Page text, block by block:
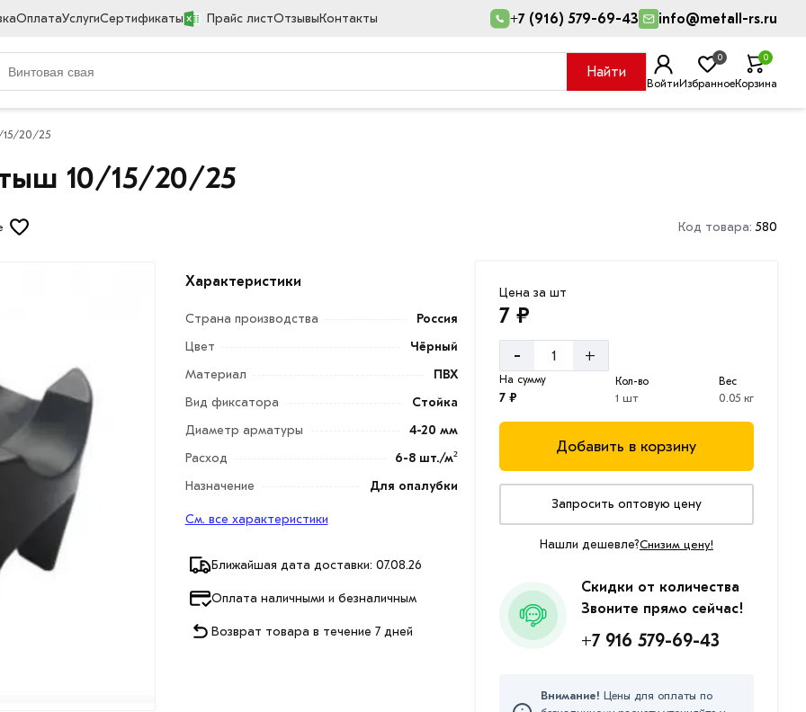
ОплатаУслугиСертификаты Прайс листОтзывыКонтакты +7 (916) 579-69-43 info@metall-rs.ru
Найти
ВойтиИзбранное
0
Корзина
0
15/20/25
10/15/20/25
Код товара: 580
Характеристики
Страна производства
Россия
Цвет
Чёрный
Материал
ПВХ
Вид фиксатора
Стойка
Диаметр арматуры
4-20 мм
Расход
6-8 шт./м²
Назначение
Для опалубки
См. все характеристики
Ближайшая дата доставки: 07.08.26
Оплата наличными и безналичным
Возврат товара в течение 7 дней
Цена за шт
7 ₽
- +
На сумму
7 ₽
Кол-во
1 шт
Вес
0.05 кг
Добавить в корзину
Запросить оптовую цену
Нашли дешевле?Снизим цену!
Скидки от количества
Звоните прямо сейчас!
+7 916 579-69-43
Внимание! Цены для оплаты по